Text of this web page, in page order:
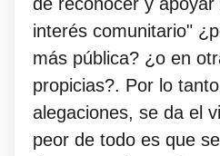
interés comunitario"
más pública? ¿o en
propicias?. Por lo
alegaciones, se da el
peor de todo es que